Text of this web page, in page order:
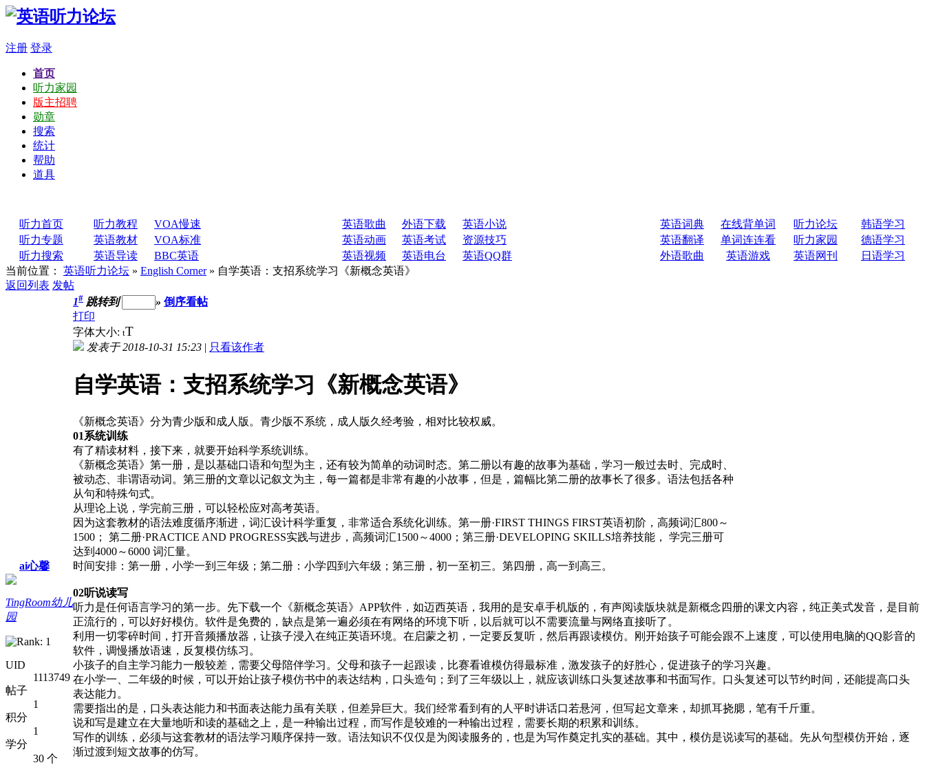
注册 登录
首页
听力家园
版主招聘
勋章
搜索
统计
帮助
道具
听力首页 听力教程 VOA慢速 英语歌曲 外语下载 英语小说 英语词典 在线背单词 听力论坛
韩语学习
听力专题
英语教材 VOA标准 英语动画 英语考试 资源技巧 英语翻译 单词连连看 听力家园
德语学习
听力搜索
英语导读 BBC英语 英语视频 英语电台 英语QQ群 外语歌曲 英语游戏 英语网刊
日语学习
当前位置： 英语听力论坛 » English Corner» 自学英语：支招系统学习《新概念英语》
返回列表 发帖
ai心馨
TingRoom幼儿
园
UID
1113749
帖子
1
积分
1
学分
30 个
1# 跳转到 » 倒序看帖
打印
字体大小: tT
发表于 2018-10-31 15:23 | 只看该作者
自学英语：支招系统学习《新概念英语》
《新概念英语》分为青少版和成人版。青少版不系统，成人版久经考验，相对比较权威。
01系统训练
有了精读材料，接下来，就要开始科学系统训练。
《新概念英语》第一册，是以基础口语和句型为主，还有较为简单的动词时态。第二册以有趣的故事为基础，学习一般过去时、完成时、
被动态、非谓语动词。第三册的文章以记叙文为主，每一篇都是非常有趣的小故事，但是，篇幅比第二册的故事长了很多。语法包括各种
从句和特殊句式。
从理论上说，学完前三册，可以轻松应对高考英语。
因为这套教材的语法难度循序渐进，词汇设计科学重复，非常适合系统化训练。第一册·FIRST THINGS FIRST英语初阶，高频词汇800～
1500； 第二册·PRACTICE AND PROGRESS实践与进步，高频词汇1500～4000；第三册·DEVELOPING SKILLS培养技能， 学完三册可
达到4000～6000 词汇量。
时间安排：第一册，小学一到三年级；第二册：小学四到六年级；第三册，初一至初三。第四册，高一到高三。
02听说读写
听力是任何语言学习的第一步。先下载一个《新概念英语》APP软件，如迈西英语，我用的是安卓手机版的，有声阅读版块就是新概念四册的课文内容，纯正美式发音，是目前
正流行的，可以好好模仿。软件是免费的，缺点是第一遍必须在有网络的环境下听，以后就可以不需要流量与网络直接听了。
利用一切零碎时间，打开音频播放器，让孩子浸入在纯正英语环境。在启蒙之初，一定要反复听，然后再跟读模仿。刚开始孩子可能会跟不上速度，可以使用电脑的QQ影音的
软件，调慢播放语速，反复模仿练习。
小孩子的自主学习能力一般较差，需要父母陪伴学习。父母和孩子一起跟读，比赛看谁模仿得最标准，激发孩子的好胜心，促进孩子的学习兴趣。
在小学一、二年级的时候，可以开始让孩子模仿书中的表达结构，口头造句；到了三年级以上，就应该训练口头复述故事和书面写作。口头复述可以节约时间，还能提高口头
表达能力。
需要指出的是，口头表达能力和书面表达能力虽有关联，但差异巨大。我们经常看到有的人平时讲话口若悬河，但写起文章来，却抓耳挠腮，笔有千斤重。
说和写是建立在大量地听和读的基础之上，是一种输出过程，而写作是较难的一种输出过程，需要长期的积累和训练。
写作的训练，必须与这套教材的语法学习顺序保持一致。语法知识不仅仅是为阅读服务的，也是为写作奠定扎实的基础。其中，模仿是说读写的基础。先从句型模仿开始，逐
渐过渡到短文故事的仿写。